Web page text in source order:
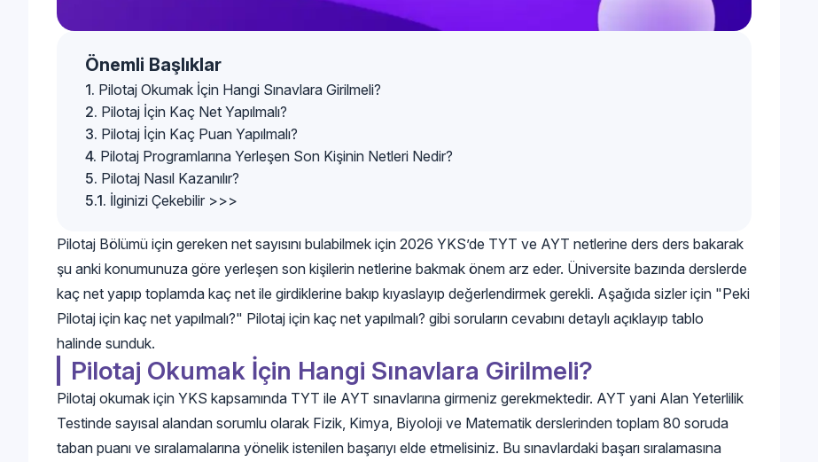
Önemli Başlıklar
Pilotaj Okumak İçin Hangi Sınavlara Girilmeli?
Pilotaj İçin Kaç Net Yapılmalı?
Pilotaj İçin Kaç Puan Yapılmalı?
Pilotaj Programlarına Yerleşen Son Kişinin Netleri Nedir?
Pilotaj Nasıl Kazanılır?
İlginizi Çekebilir >>>
Pilotaj Bölümü için gereken net sayısını bulabilmek için 2026 YKS’de TYT ve AYT netlerine ders ders bakarak
şu anki konumunuza göre yerleşen son kişilerin netlerine bakmak önem arz eder. Üniversite bazında derslerde
kaç net yapıp toplamda kaç net ile girdiklerine bakıp kıyaslayıp değerlendirmek gerekli. Aşağıda sizler için "Peki
Pilotaj için kaç net yapılmalı?" Pilotaj için kaç net yapılmalı? gibi soruların cevabını detaylı açıklayıp tablo
halinde sunduk.
Pilotaj Okumak İçin Hangi Sınavlara Girilmeli?
Pilotaj okumak için YKS kapsamında TYT ile AYT sınavlarına girmeniz gerekmektedir. AYT yani Alan Yeterlilik
Testinde sayısal alandan sorumlu olarak Fizik, Kimya, Biyoloji ve Matematik derslerinden toplam 80 soruda
taban puanı ve sıralamalarına yönelik istenilen başarıyı elde etmelisiniz. Bu sınavlardaki başarı sıralamasına